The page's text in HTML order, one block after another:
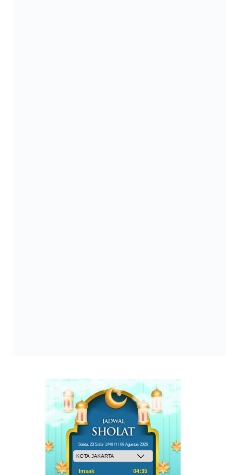
Sabtu, 23 Safar 1448 H / 08 Agustus 2026
Imsak 04:35